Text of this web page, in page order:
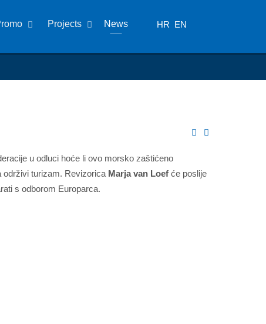
Projects News HR EN
u odluci hoće li ovo morsko zaštićeno
održivi turizam. Revizorica Marja van Loef će poslije
s odborom Europarca.